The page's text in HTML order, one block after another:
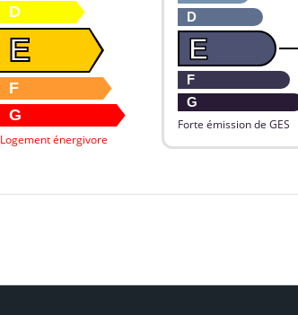
D
E
F
G
Logement énergivore
D
E
F
G
Forte émission de GES